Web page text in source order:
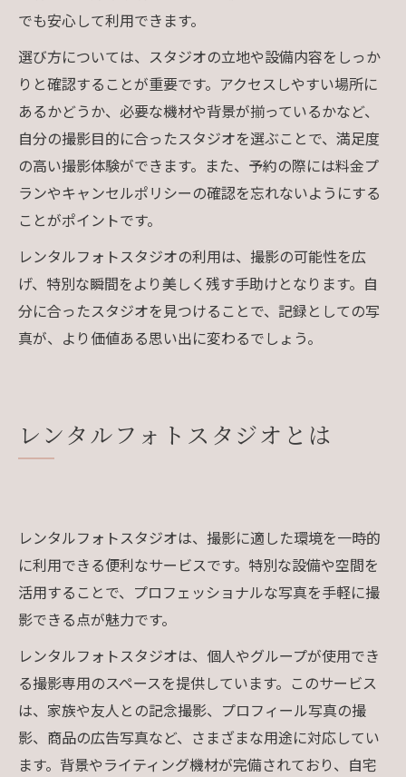
でも安心して利用できます。
選び方については、スタジオの立地や設備内容をしっか
りと確認することが重要です。アクセスしやすい場所に
あるかどうか、必要な機材や背景が揃っているかなど、
自分の撮影目的に合ったスタジオを選ぶことで、満足度
の高い撮影体験ができます。また、予約の際には料金プ
ランやキャンセルポリシーの確認を忘れないようにする
ことがポイントです。
レンタルフォトスタジオの利用は、撮影の可能性を広
げ、特別な瞬間をより美しく残す手助けとなります。自
分に合ったスタジオを見つけることで、記録としての写
真が、より価値ある思い出に変わるでしょう。
レンタルフォトスタジオとは
レンタルフォトスタジオは、撮影に適した環境を一時的
に利用できる便利なサービスです。特別な設備や空間を
活用することで、プロフェッショナルな写真を手軽に撮
影できる点が魅力です。
レンタルフォトスタジオは、個人やグループが使用でき
る撮影専用のスペースを提供しています。このサービス
は、家族や友人との記念撮影、プロフィール写真の撮
影、商品の広告写真など、さまざまな用途に対応してい
ます。背景やライティング機材が完備されており、自宅